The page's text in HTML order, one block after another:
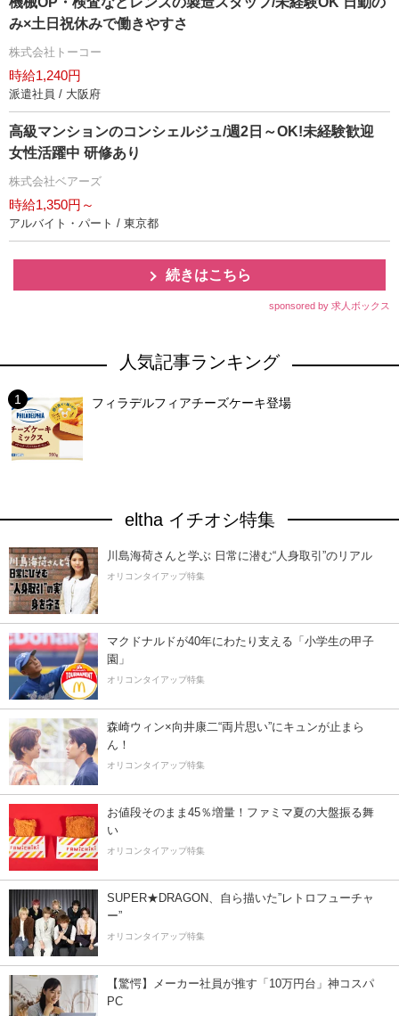
み×土日祝休みで働きやすさ
株式会社トーコー
時給1,240円
派遣社員 / 大阪府
高級マンションのコンシェルジュ/週2日～OK!未経験歓迎
女性活躍中 研修あり
株式会社ベアーズ
時給1,350円～
アルバイト・パート / 東京都
続きはこちら
sponsored by 求人ボックス
人気記事ランキング
フィラデルフィアチーズケーキ登場
eltha イチオシ特集
川島海荷さんと学ぶ 日常に潜む“人身取引”のリアル
オリコンタイアップ特集
マクドナルドが40年にわたり支える「小学生の甲子
園」
オリコンタイアップ特集
森崎ウィン×向井康二“両片思い”にキュンが止まら
ん！
オリコンタイアップ特集
お値段そのまま45％増量！ファミマ夏の大盤振る舞
い
オリコンタイアップ特集
SUPER★DRAGON、自ら描いた”レトロフューチャ
ー”
オリコンタイアップ特集
【驚愕】メーカー社員が推す「10万円台」神コスパ
PC